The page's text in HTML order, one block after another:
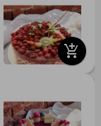
add_shopping_cart